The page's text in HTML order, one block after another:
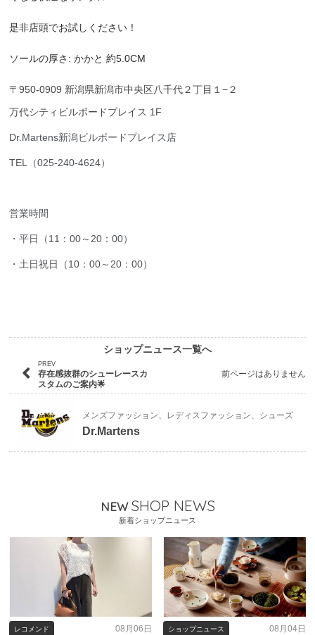
是非店頭でお試しください！
ソールの厚さ: かかと 約5.0CM
〒950-0909 新潟県新潟市中央区八千代２丁目１−２
万代シティビルボードプレイス 1F
Dr.Martens新潟ビルボードプレイス店
TEL（025-240-4624）
営業時間
・平日（11：00～20：00）
・土日祝日（10：00～20：00）
ショップニュース一覧へ
PREV
存在感抜群のシューレースカ
スタムのご案内🌟
前ページはありません
メンズファッション、レディスファッション、シューズ
Dr.Martens
NEW SHOP NEWS
新着ショップニュース
08月06日
レコメンド 08月04日
ショップニュース